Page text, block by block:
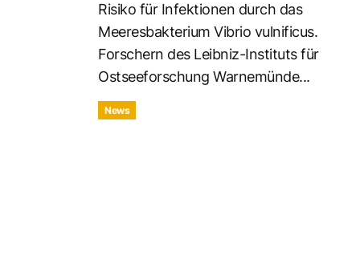
Risiko für Infektionen durch das
Meeresbakterium Vibrio vulnificus.
Forschern des Leibniz-Instituts für
Ostseeforschung Warnemünde...
News